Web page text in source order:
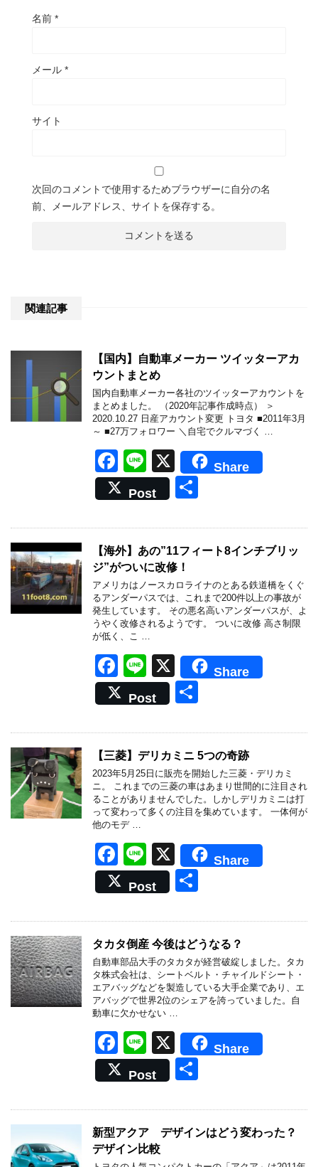
名前 *
メール *
サイト
次回のコメントで使用するためブラウザーに自分の名
前、メールアドレス、サイトを保存する。
関連記事
【国内】自動車メーカー ツイッターアカ
ウントまとめ
国内自動車メーカー各社のツイッターアカウントを
まとめました。 （2020年記事作成時点） ＞
2020.10.27 日産アカウント変更 トヨタ ■2011年3月
～ ■27万フォロワー ＼自宅でクルマづく …
F
a
c
e
b
o
o
k
Li
n
e
X
Share
Post
【海外】あの”11フィート8インチブリッ
ジ”がついに改修！
アメリカはノースカロライナのとある鉄道橋をくぐ
るアンダーパスでは、これまで200件以上の事故が
発生しています。 その悪名高いアンダーパスが、よ
うやく改修されるようです。 ついに改修 高さ制限
が低く、こ …
F
a
c
e
b
o
o
k
Li
n
e
X
Share
Post
【三菱】デリカミニ 5つの奇跡
2023年5月25日に販売を開始した三菱・デリカミ
ニ。 これまでの三菱の車はあまり世間的に注目され
ることがありませんでした。しかしデリカミニは打
って変わって多くの注目を集めています。 一体何が
他のモデ …
F
a
c
e
b
o
o
k
Li
n
e
X
Share
Post
タカタ倒産 今後はどうなる？
自動車部品大手のタカタが経営破綻しました。タカ
タ株式会社は、シートベルト・チャイルドシート・
エアバッグなどを製造している大手企業であり、エ
アバッグで世界2位のシェアを誇っていました。自
動車に欠かせない …
F
a
c
e
b
o
Li
n
e
X
Share
Post
新型アクア デザインはどう変わった？
デザイン比較